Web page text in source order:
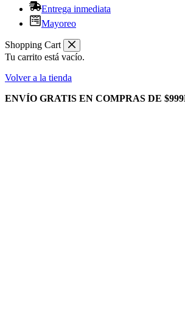
Entrega inmediata
Mayoreo
Shopping Cart
Tu carrito está vacío.
Volver a la tienda
ENVÍO GRATIS EN COMPRAS DE